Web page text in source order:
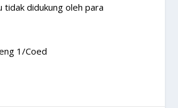
tidak didukung oleh para
1/Coed